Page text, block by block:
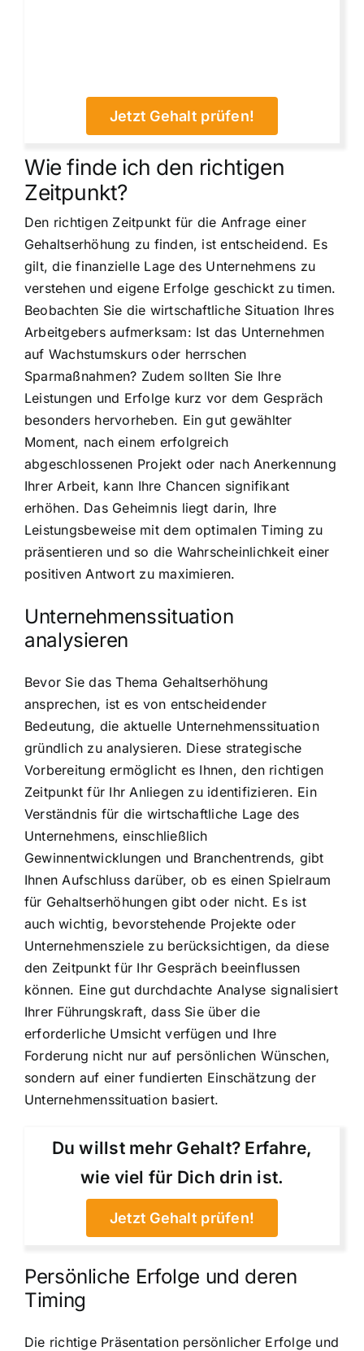
Jetzt Gehalt prüfen!
Wie finde ich den richtigen
Zeitpunkt?
Den richtigen Zeitpunkt für die Anfrage einer
Gehaltserhöhung zu finden, ist entscheidend. Es
gilt, die finanzielle Lage des Unternehmens zu
verstehen und eigene Erfolge geschickt zu timen.
Beobachten Sie die wirtschaftliche Situation Ihres
Arbeitgebers aufmerksam: Ist das Unternehmen
auf Wachstumskurs oder herrschen
Sparmaßnahmen? Zudem sollten Sie Ihre
Leistungen und Erfolge kurz vor dem Gespräch
besonders hervorheben. Ein gut gewählter
Moment, nach einem erfolgreich
abgeschlossenen Projekt oder nach Anerkennung
Ihrer Arbeit, kann Ihre Chancen signifikant
erhöhen. Das Geheimnis liegt darin, Ihre
Leistungsbeweise mit dem optimalen Timing zu
präsentieren und so die Wahrscheinlichkeit einer
positiven Antwort zu maximieren.
Unternehmenssituation
analysieren
Bevor Sie das Thema Gehaltserhöhung
ansprechen, ist es von entscheidender
Bedeutung, die aktuelle Unternehmenssituation
gründlich zu analysieren. Diese strategische
Vorbereitung ermöglicht es Ihnen, den richtigen
Zeitpunkt für Ihr Anliegen zu identifizieren. Ein
Verständnis für die wirtschaftliche Lage des
Unternehmens, einschließlich
Gewinnentwicklungen und Branchentrends, gibt
Ihnen Aufschluss darüber, ob es einen Spielraum
für Gehaltserhöhungen gibt oder nicht. Es ist
auch wichtig, bevorstehende Projekte oder
Unternehmensziele zu berücksichtigen, da diese
den Zeitpunkt für Ihr Gespräch beeinflussen
können. Eine gut durchdachte Analyse signalisiert
Ihrer Führungskraft, dass Sie über die
erforderliche Umsicht verfügen und Ihre
Forderung nicht nur auf persönlichen Wünschen,
sondern auf einer fundierten Einschätzung der
Unternehmenssituation basiert.
Du willst mehr Gehalt? Erfahre,
wie viel für Dich drin ist.
Jetzt Gehalt prüfen!
Persönliche Erfolge und deren
Timing
Die richtige Präsentation persönlicher Erfolge und